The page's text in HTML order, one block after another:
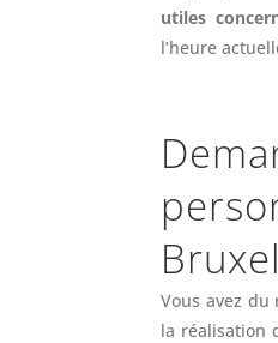
utiles
l’heure
Vous avez
la réalisation